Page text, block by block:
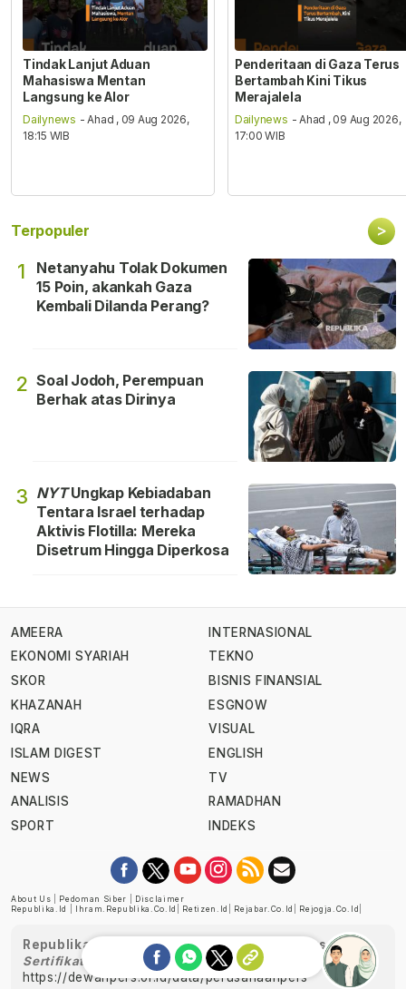
Tindak Lanjut Aduan
Mahasiswa Mentan
Langsung ke Alor
Dailynews - Ahad , 09 Aug 2026,
18:15 WIB
Penderitaan di Gaza Terus
Bertambah Kini Tikus
Merajalela
Dailynews - Ahad , 09 Aug 2026,
17:00 WIB
Terpopuler >
1
Netanyahu Tolak Dokumen
15 Poin, akankah Gaza
Kembali Dilanda Perang?
2 Soal Jodoh, Perempuan
Berhak atas Dirinya
3 NYTUngkap Kebiadaban
Tentara Israel terhadap
Aktivis Flotilla: Mereka
Disetrum Hingga Diperkosa
AMEERA
EKONOMI SYARIAH
SKOR
KHAZANAH
IQRA
ISLAM DIGEST
NEWS
ANALISIS
SPORT
INTERNASIONAL
TEKNO
BISNIS FINANSIAL
ESGNOW
VISUAL
ENGLISH
TV
RAMADHAN
INDEKS
About Us Pedoman Siber
Disclaimer
Republika.id
Ihram.republika.co.id Retizen.id Rejabar.co.id Rejogja.co.id
Republika telah diverifikasi oleh Dewan Pers
Sertifikat Nomor 1058/DP-Verifikasi/K/XII/2022
https://dewanpers.or.id/data/perusahaanpers